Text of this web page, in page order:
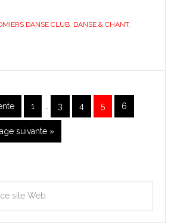
DANSE CLUB, DANSE & CHANT,
1 3 4 5 6
suivante »